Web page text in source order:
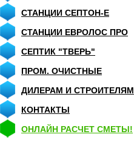
СТАНЦИИ СЕПТОН-Е
СТАНЦИИ ЕВРОЛОС ПРО
СЕПТИК "ТВЕРЬ"
ПРОМ. ОЧИСТНЫЕ
ДИЛЕРАМ И СТРОИТЕЛЯМ
КОНТАКТЫ
ОНЛАЙН РАСЧЕТ СМЕТЫ!